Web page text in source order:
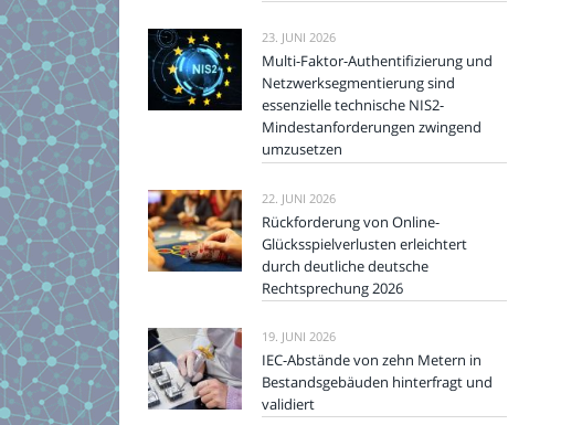
23. JUNI 2026
Multi-Faktor-Authentifizierung und
Netzwerksegmentierung sind
essenzielle technische NIS2-
Mindestanforderungen zwingend
umzusetzen
22. JUNI 2026
Rückforderung von Online-
Glücksspielverlusten erleichtert
durch deutliche deutsche
Rechtsprechung 2026
19. JUNI 2026
IEC-Abstände von zehn Metern in
Bestandsgebäuden hinterfragt und
validiert